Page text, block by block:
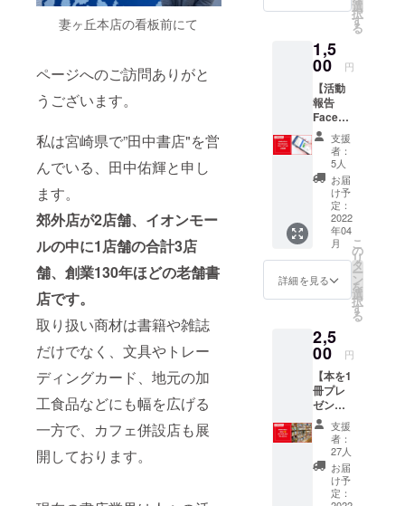
妻ヶ丘本店の看板前にて
ページへのご訪問ありがと
うございます。
私は宮崎県で”田中書店"を営
んでいる、田中佑輝と申し
ます。
郊外店が2店舗、イオンモー
ルの中に1店舗の合計3店
舗、創業130年ほどの老舗書
店です。
取り扱い商材は書籍や雑誌
だけでなく、文具やトレー
ディングカード、地元の加
工食品などにも幅を広げる
一方で、カフェ併設店も展
開しております。
い活動
を聞く
ことが
できま
す。参
加者ど
うし
で、本
のプレ
ゼント
活動を
広げる
ための
意見交
換も行
いま
す。
※zoom
後に、
前日に
視聴先
のリン
クをお
送りい
たしま
す。 ※
リンク
の無断
転送は
禁止で
選
択
す
る
1,5
00 円
【活動
報告
Facebo
okグ
ループ
への招
待】 プ
レゼン
トの報
告や活
動を広
げるた
めの意
見交換
の場な
どに使
いただ
きま
す。 個
別でオ
ンライ
ンの
URLを
お送り
しま
す。 ※
招待リ
ンクの
支援
者：
5人
お届
け予
定：
2022
年04
月
詳細を見る
こ
の
リ
タ
ー
ン
を
選
択
す
る
2,5
00 円
【本を1
冊プレ
ゼント
できる
権利】
宮崎県
内の施
設の子
どもた
支援
者：
27人
お届
け予
定：